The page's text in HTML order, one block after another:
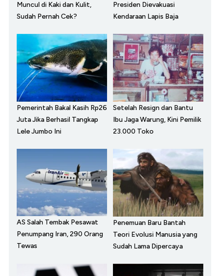
Muncul di Kaki dan Kulit,
Sudah Pernah Cek?
Presiden Dievakuasi
Kendaraan Lapis Baja
Pemerintah Bakal Kasih Rp26
Juta Jika Berhasil Tangkap
Lele Jumbo Ini
Setelah Resign dan Bantu
Ibu Jaga Warung, Kini Pemilik
23.000 Toko
AS Salah Tembak Pesawat
Penumpang Iran, 290 Orang
Tewas
Penemuan Baru Bantah
Teori Evolusi Manusia yang
Sudah Lama Dipercaya